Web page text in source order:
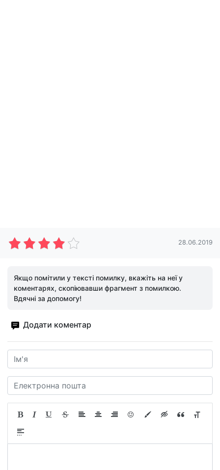
28.06.2019
Якщо помітили у тексті помилку, вкажіть на неї у
коментарях, скопіювавши фрагмент з помилкою.
Вдячні за допомогу!
Додати коментар